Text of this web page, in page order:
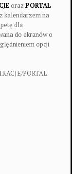
oraz PORTAL
kalendarzem na
dla
do ekranów o
opcji
PORTAL